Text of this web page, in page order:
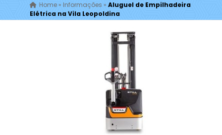
Home» Informações » Aluguel de Empilhadeira
Elétrica na Vila Leopoldina